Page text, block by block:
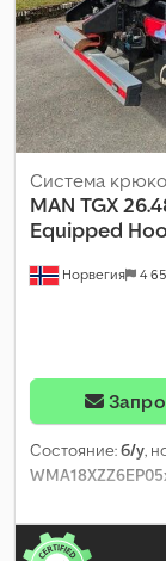
Норвегия 4
Система
MAN TGX
Equipped
Состояние:б/у,